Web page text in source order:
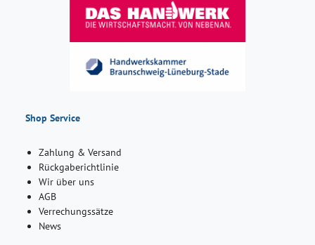
Shop Service
Zahlung & Versand
Rückgaberichtlinie
Wir über uns
AGB
Verrechungssätze
News